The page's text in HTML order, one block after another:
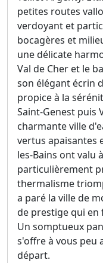
petites routes
verdoyant et
bocagères et
une délicate
Val de Cher et le
son élégant écrin
propice à la
Saint-Genest puis
charmante ville
vertus apaisantes
les-Bains ont valu
particulièrement
thermalisme
a paré la ville de
de prestige qui
Un somptueux
s'offre à vous peu
départ.